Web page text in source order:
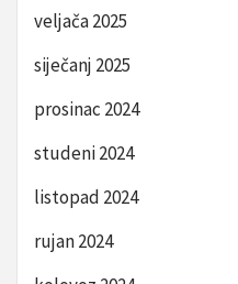
veljača 2025
siječanj 2025
prosinac 2024
studeni 2024
listopad 2024
rujan 2024